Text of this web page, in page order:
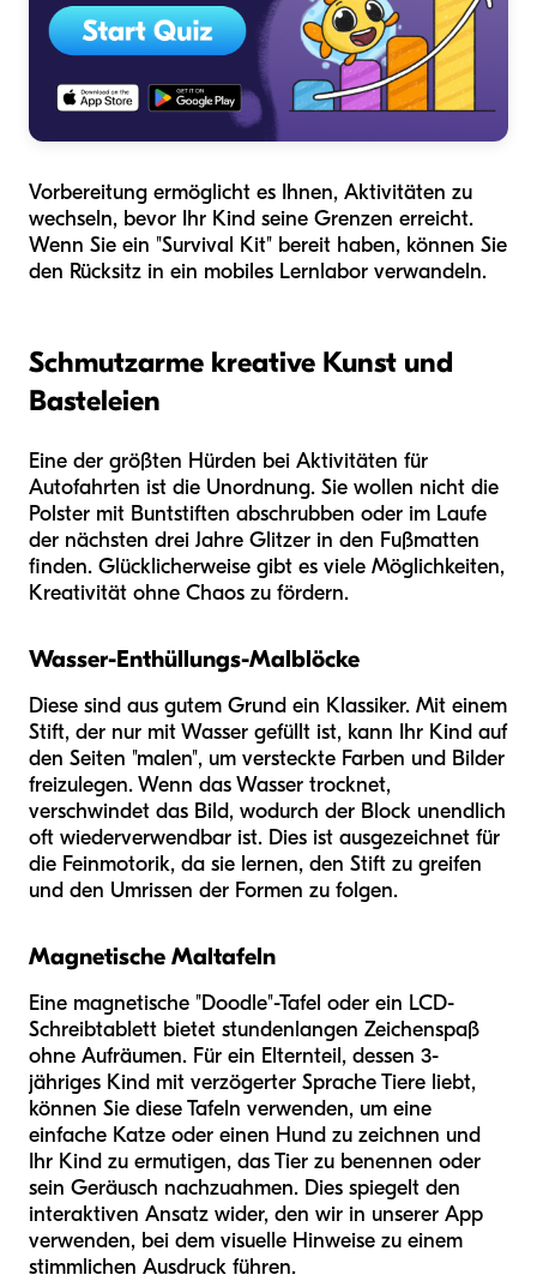
Vorbereitung ermöglicht es Ihnen, Aktivitäten zu
wechseln, bevor Ihr Kind seine Grenzen erreicht.
Wenn Sie ein "Survival Kit" bereit haben, können Sie
den Rücksitz in ein mobiles Lernlabor verwandeln.
Schmutzarme kreative Kunst und
Basteleien
Eine der größten Hürden bei Aktivitäten für
Autofahrten ist die Unordnung. Sie wollen nicht die
Polster mit Buntstiften abschrubben oder im Laufe
der nächsten drei Jahre Glitzer in den Fußmatten
finden. Glücklicherweise gibt es viele Möglichkeiten,
Kreativität ohne Chaos zu fördern.
Wasser-Enthüllungs-Malblöcke
Diese sind aus gutem Grund ein Klassiker. Mit einem
Stift, der nur mit Wasser gefüllt ist, kann Ihr Kind auf
den Seiten "malen", um versteckte Farben und Bilder
freizulegen. Wenn das Wasser trocknet,
verschwindet das Bild, wodurch der Block unendlich
oft wiederverwendbar ist. Dies ist ausgezeichnet für
die Feinmotorik, da sie lernen, den Stift zu greifen
und den Umrissen der Formen zu folgen.
Magnetische Maltafeln
Eine magnetische "Doodle"-Tafel oder ein LCD-
Schreibtablett bietet stundenlangen Zeichenspaß
ohne Aufräumen. Für ein Elternteil, dessen 3-
jähriges Kind mit verzögerter Sprache Tiere liebt,
können Sie diese Tafeln verwenden, um eine
einfache Katze oder einen Hund zu zeichnen und
Ihr Kind zu ermutigen, das Tier zu benennen oder
sein Geräusch nachzuahmen. Dies spiegelt den
interaktiven Ansatz wider, den wir in unserer App
verwenden, bei dem visuelle Hinweise zu einem
stimmlichen Ausdruck führen.